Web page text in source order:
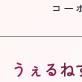
コー
うぇる